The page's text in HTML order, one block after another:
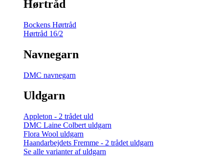
Hørtråd
Bockens Hørtråd
Hørtråd 16/2
Navnegarn
DMC navnegarn
Uldgarn
Appleton - 2 trådet uld
DMC Laine Colbert uldgarn
Flora Wool uldgarn
Haandarbejdets Fremme - 2 trådet uldgarn
Se alle varianter af uldgarn